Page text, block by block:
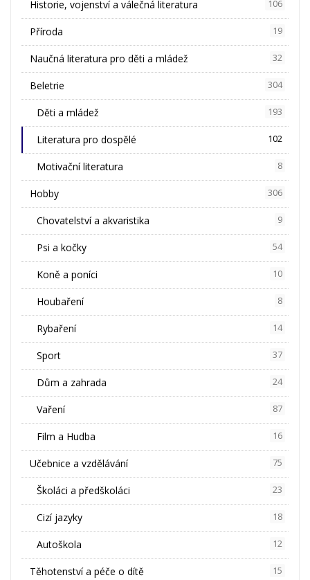
Historie, vojenství a válečná literatura 106
Příroda 19
Naučná literatura pro děti a mládež 32
Beletrie 304
Děti a mládež 193
Literatura pro dospělé 102
Motivační literatura 8
Hobby 306
Chovatelství a akvaristika 9
Psi a kočky 54
Koně a poníci 10
Houbaření 8
Rybaření 14
Sport 37
Dům a zahrada 24
Vaření 87
Film a Hudba 16
Učebnice a vzdělávání 75
Školáci a předškoláci 23
Cizí jazyky 18
Autoškola 12
Těhotenství a péče o dítě 15